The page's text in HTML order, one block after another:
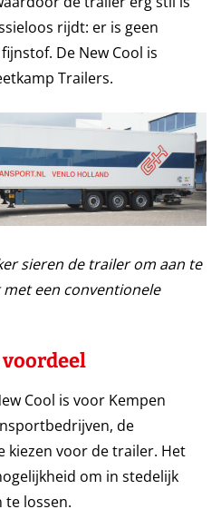
rijdt: er is geen
De New Cool is
Trailers.
sieren de trailer om aan te
een conventionele
Cool is voor Kempen
de
kiezen voor de trailer. Het
om in stedelijk
te lossen.